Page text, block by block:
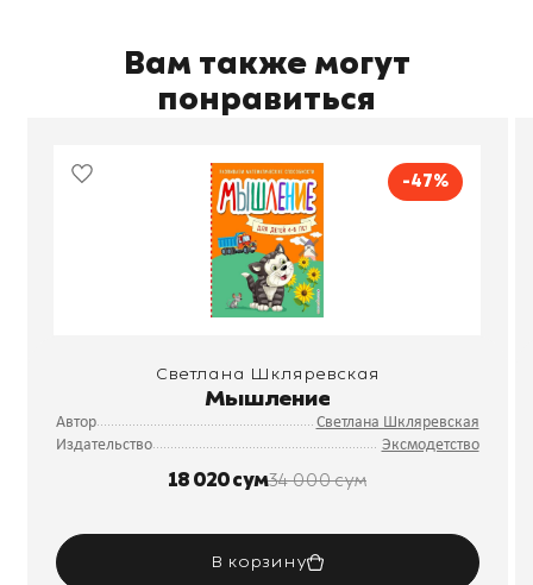
Вам также могут
понравиться
-47%
Светлана Шкляревская
Мышление
Автор
Светлана Шкляревская
Издательство
Эксмодетство
18 020 сум34 000 сум
В корзину